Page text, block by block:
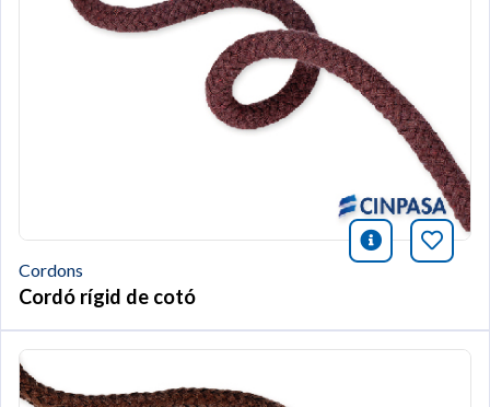
icono
Cordons
Cordó rígid de cotó